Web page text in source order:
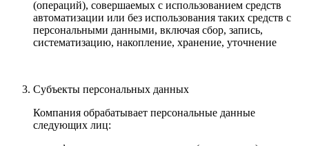
(операций), совершаемых с использованием средств
автоматизации или без использования таких средств с
персональными данными, включая сбор, запись,
систематизацию, накопление, хранение, уточнение
Субъекты персональных данных
Компания обрабатывает персональные данные
следующих лиц: